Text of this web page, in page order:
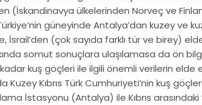
(İskandinavya ülkelerinden Norveç ve
güneyinde Antalya’dan kuzey ve
İsrail’den (çok sayıda farklı tür ve birey)
somut sonuçlara ulaşılamasa da ön
kuş göçleri ile ilgili önemli verilerin
Kıbrıs Türk Cumhuriyeti’nin kuş
İstasyonu (Antalya) ile Kıbrıs arasındaki